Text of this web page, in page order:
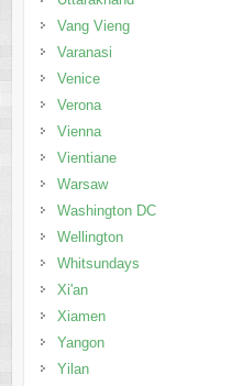
Vang Vieng
Varanasi
Venice
Verona
Vienna
Vientiane
Warsaw
Washington DC
Wellington
Whitsundays
Xi'an
Xiamen
Yangon
Yilan